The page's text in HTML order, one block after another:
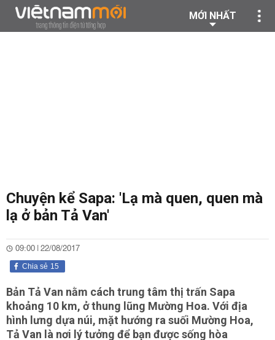
MỚI NHẤT
Chuyện kể Sapa: 'Lạ mà quen, quen mà
lạ ở bản Tả Van'
09:00 | 22/08/2017
15
Chia sẻ
Bản Tả Van nằm cách trung tâm thị trấn Sapa
khoảng 10 km, ở thung lũng Mường Hoa. Với địa
hình lưng dựa núi, mặt hướng ra suối Mường Hoa,
Tả Van là nơi lý tưởng để bạn được sống hòa